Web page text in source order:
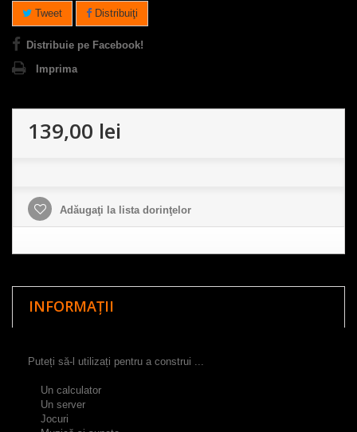
Tweet
Distribuiţi
Distribuie pe Facebook!
Imprima
139,00 lei
Adăugaţi la lista dorinţelor
INFORMAȚII
Puteți să-l utilizați pentru a construi ...
Un calculator
Un server
Jocuri